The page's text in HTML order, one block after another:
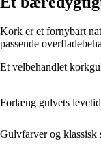
Kork er et fornybart
passende
Et velbehandlet
Forlæng gulvets
Gulvfarver og klassisk